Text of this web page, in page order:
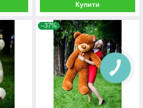
Купити
–37%